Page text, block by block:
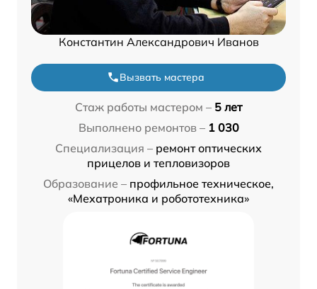
Константин Александрович Иванов
Вызвать мастера
Стаж работы мастером – 5 лет
Выполнено ремонтов – 1 030
Специализация – ремонт оптических
прицелов и тепловизоров
Образование – профильное техническое,
«Мехатроника и робототехника»